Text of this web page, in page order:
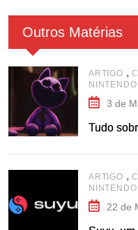
Outros Matérias
ARTIGO ,
NINTENDO
3 de
Tudo
ARTIGO ,
NINTENDO
22 de